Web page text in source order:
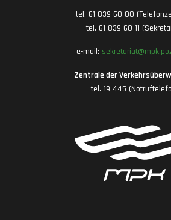
tel. 61 839 60 00
tel. 61 839 60 11
e-mail:
Zentrale der
tel. 19 445